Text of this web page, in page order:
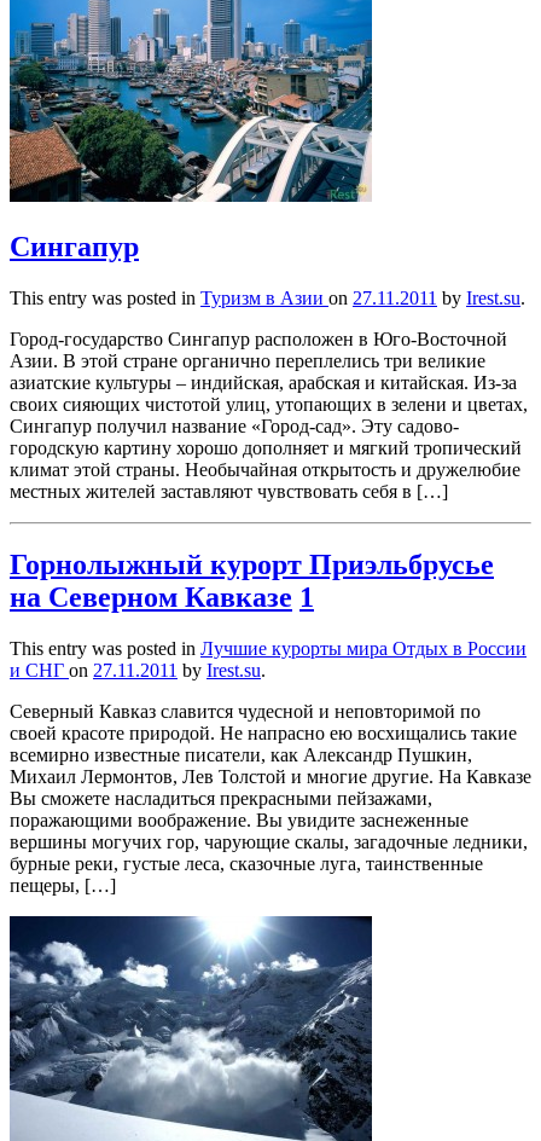
Сингапур
This entry was posted in Туризм в Азии on 27.11.2011 by Irest.su.
Город-государство Сингапур расположен в Юго-Восточной
Азии. В этой стране органично переплелись три великие
азиатские культуры – индийская, арабская и китайская. Из-за
своих сияющих чистотой улиц, утопающих в зелени и цветах,
Сингапур получил название «Город-сад». Эту садово-
городскую картину хорошо дополняет и мягкий тропический
климат этой страны. Необычайная открытость и дружелюбие
местных жителей заставляют чувствовать себя в […]
Горнолыжный курорт Приэльбрусье
на Северном Кавказе 1
This entry was posted in Лучшие курорты мира Отдых в России
и СНГ on 27.11.2011 by Irest.su.
Северный Кавказ славится чудесной и неповторимой по
своей красоте природой. Не напрасно ею восхищались такие
всемирно известные писатели, как Александр Пушкин,
Михаил Лермонтов, Лев Толстой и многие другие. На Кавказе
Вы сможете насладиться прекрасными пейзажами,
поражающими воображение. Вы увидите заснеженные
вершины могучих гор, чарующие скалы, загадочные ледники,
бурные реки, густые леса, сказочные луга, таинственные
пещеры, […]